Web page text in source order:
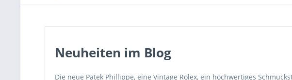
Neuheiten im Blog
Die neue Patek Phillippe, eine Vintage Rolex, ein hochwertiges